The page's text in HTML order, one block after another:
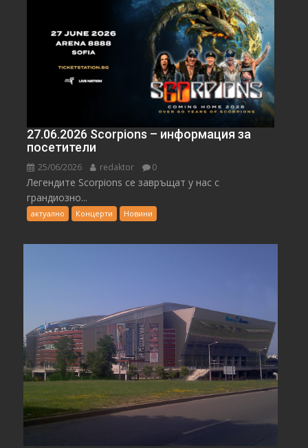
27.06.2026 Scorpions – информация за
посетители
25/06/2026 redaktor 0
Легендите Scorpions се завръщат у нас с
грандиозно...
актуално Концерти Новини